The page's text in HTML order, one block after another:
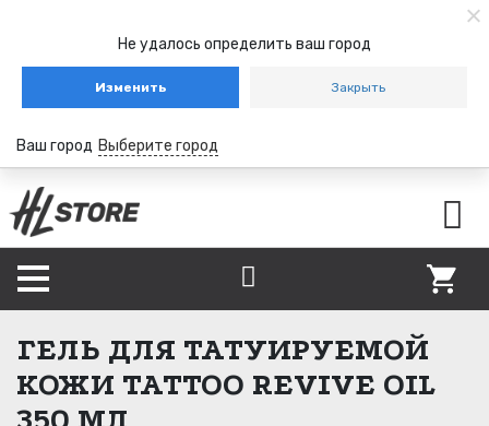
Не удалось определить ваш город
Изменить Закрыть
Ваш город Выберите город
ГЕЛЬ ДЛЯ ТАТУИРУЕМОЙ
КОЖИ TATTOO REVIVE OIL
350 МЛ